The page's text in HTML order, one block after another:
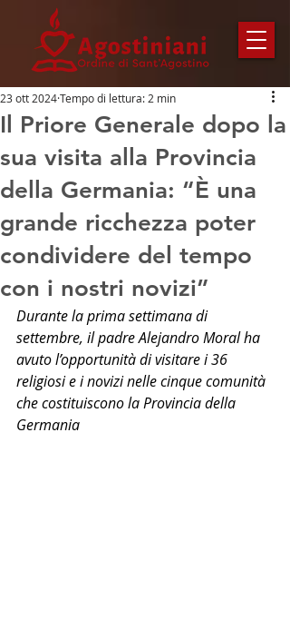
Il Priore Generale dopo la
sua visita alla Provincia
della Germania: “È una
grande ricchezza poter
condividere del tempo
con i nostri novizi”
23 ott 2024Tempo di lettura: 2 min
Durante la prima settimana di
settembre, il padre Alejandro Moral ha
avuto l’opportunità di visitare i 36
religiosi e i novizi nelle cinque comunità
che costituiscono la Provincia della
Germania